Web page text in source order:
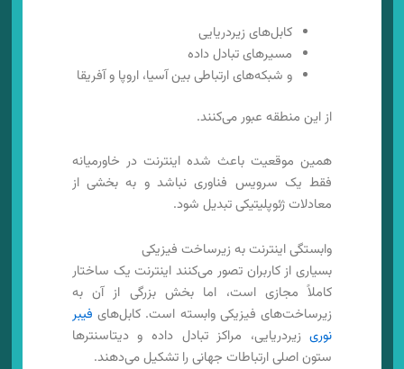
کابل‌های زیردریایی
مسیرهای تبادل داده
و شبکه‌های ارتباطی بین آسیا، اروپا و آفریقا
از این منطقه عبور می‌کنند.
همین موقعیت باعث شده اینترنت در خاورمیانه
فقط یک سرویس فناوری نباشد و به بخشی از
معادلات ژئوپلیتیکی تبدیل شود.
وابستگی اینترنت به زیرساخت فیزیکی
بسیاری از کاربران تصور می‌کنند اینترنت یک ساختار
کاملاً مجازی است، اما بخش بزرگی از آن به
زیرساخت‌های فیزیکی وابسته است. کابل‌هایفیبر
نوریزیردریایی، مراکز تبادل داده و دیتاسنترها
ستون اصلی ارتباطات جهانی را تشکیل می‌دهند.